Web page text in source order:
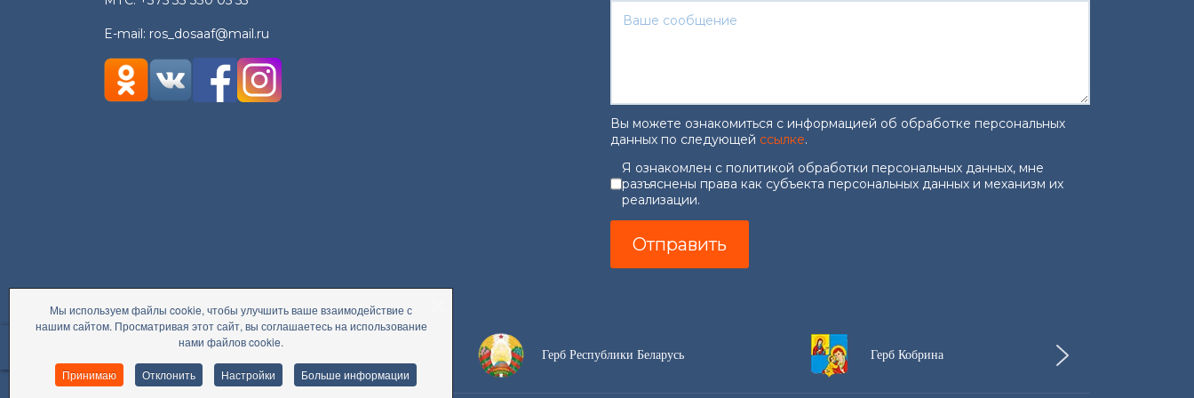
Мы используем файлы cookie, чтобы улучшить ваше взаимодействие с
нашим сайтом. Просматривая этот сайт, вы соглашаетесь на использование
нами файлов cookie.
Принимаю Отклонить Настройки Больше информации
E-mail: ros_dosaaf@mail.ru
Вы можете ознакомиться с информацией об обработке персональных
данных по следующей ссылке.
Согласие на обработку персональных данных
Я ознакомлен с политикой обработки персональных данных, мне
разъяснены права как субъекта персональных данных и механизм их
реализации.
Отправить
PRESIDENT.GOV.BY
Президент Республики Беларусь
Герб Республики Беларусь Герб Кобрина